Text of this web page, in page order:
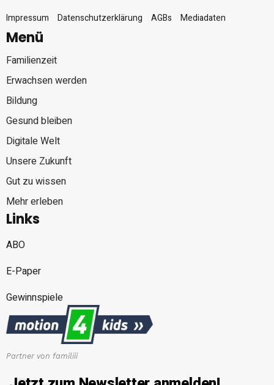
Impressum
Datenschutzerklärung AGBs Mediadaten
Menü
Familienzeit
Erwachsen werden
Bildung
Gesund bleiben
Digitale Welt
Unsere Zukunft
Gut zu wissen
Mehr erleben
Links
ABO
E-Paper
Gewinnspiele
Partner von familiii